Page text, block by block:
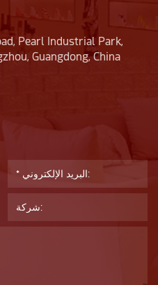
Pearl Industrial Park,
Guangdong, China